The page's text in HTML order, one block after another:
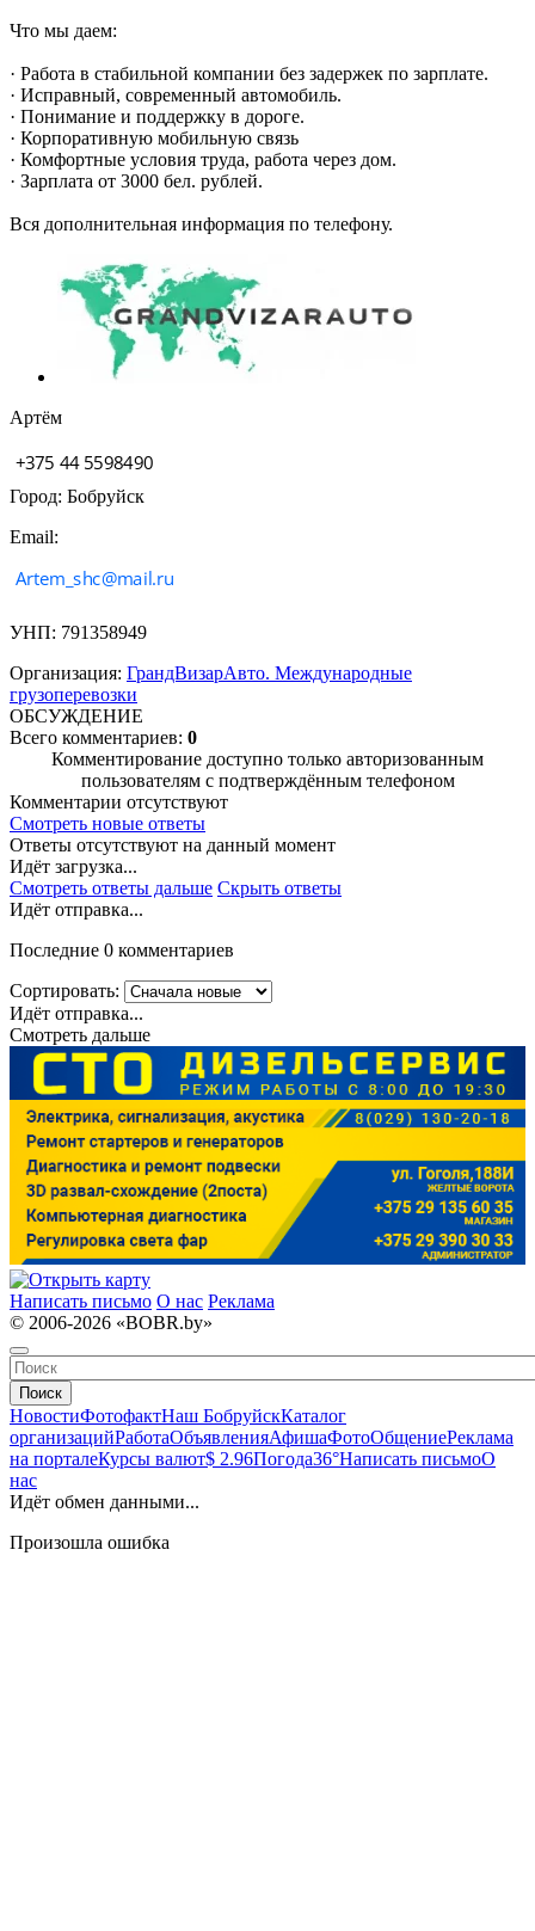
Что мы даем:
· Работа в стабильной компании без задержек по зарплате.
· Исправный, современный автомобиль.
· Понимание и поддержку в дороге.
· Корпоративную мобильную связь
· Комфортные условия труда, работа через дом.
· Зарплата от 3000 бел. рублей.
Вся дополнительная информация по телефону.
Артём
Город: Бобруйск
Email:
УНП: 791358949
Организация: ГрандВизарАвто. Международные
грузоперевозки
ОБСУЖДЕНИЕ
Всего комментариев: 0
Комментирование доступно только авторизованным
пользователям с подтверждённым телефоном
Комментарии отсутствуют
Смотреть новые ответы
Ответы отсутствуют на данный момент
Идёт загрузка...
Смотреть ответы дальше Скрыть ответы
Идёт отправка...
Последние 0 комментариев
Сортировать:
Идёт отправка...
Смотреть дальше
Написать письмо О нас Реклама
© 2006-2026 «BOBR.by»
Поиск
НовостиФотофактНаш БобруйскКаталог
организацийРаботаОбъявленияАфишаФотоОбщениеРеклама
на порталеКурсы валют$ 2.96Погода36°Написать письмоО
нас
Идёт обмен данными...
Произошла ошибка